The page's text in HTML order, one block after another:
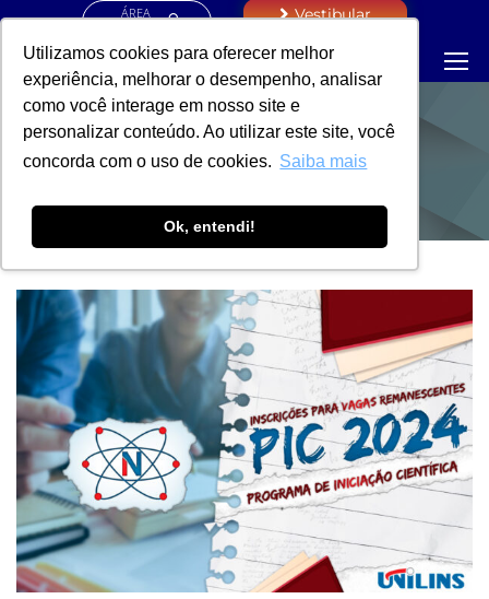
Utilizamos cookies para oferecer melhor
experiência, melhorar o desempenho, analisar
como você interage em nosso site e
personalizar conteúdo. Ao utilizar este site, você
concorda com o uso de cookies. Saiba mais
Ok, entendi!
ÁREA
Vestibular
NUPE (NOTÍCIAS)